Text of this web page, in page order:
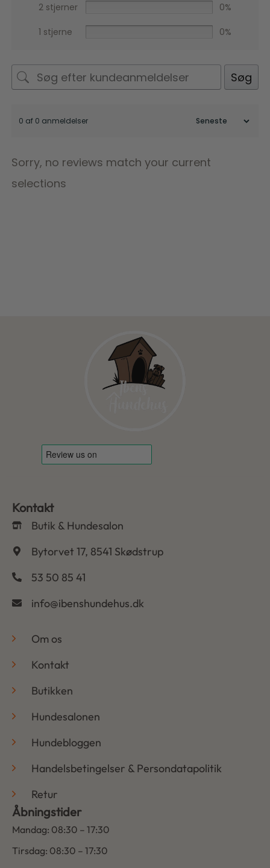
2 stjerner 0%
1 stjerne 0%
Søg
0 af 0 anmeldelser
Sorry, no reviews match your current
selections
Kontakt
Butik & Hundesalon
Bytorvet 17, 8541 Skødstrup
53 50 85 41
info@ibenshundehus.dk
Om os
Kontakt
Butikken
Hundesalonen
Hundebloggen
Handelsbetingelser & Persondatapolitik
Retur
Åbningstider
Mandag: 08:30 – 17:30
Tirsdag: 08:30 – 17:30